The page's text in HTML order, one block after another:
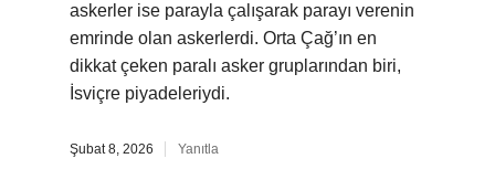
askerler ise parayla çalışarak parayı verenin
emrinde olan askerlerdi. Orta Çağ’ın en
dikkat çeken paralı asker gruplarından biri,
İsviçre piyadeleriydi.
Şubat 8, 2026 Yanıtla